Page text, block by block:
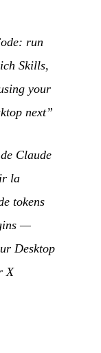
run
Skills,
your
next”
Claude
la
tokens
—
Desktop
X